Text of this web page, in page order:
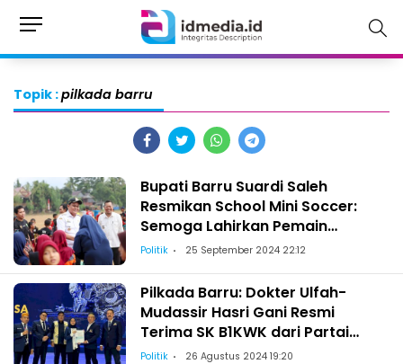
Topik :pilkada barru
Bupati Barru Suardi Saleh
Resmikan School Mini Soccer:
Semoga Lahirkan Pemain
Profesional
Politik 25 September 2024 22:12
Pilkada Barru: Dokter Ulfah-
Mudassir Hasri Gani Resmi
Terima SK B1KWK dari Partai
NasDem
Politik 26 Agustus 2024 19:20